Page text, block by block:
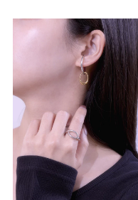
石の色
ファッションテイス
ト